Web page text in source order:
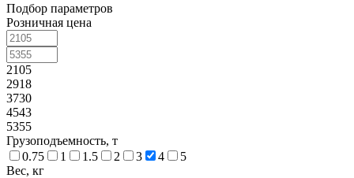
Подбор параметров
Розничная цена
2105
2918
3730
4543
5355
Грузоподъемность, т
0.75
1 1.5 2 3 4
5
Вес, кг